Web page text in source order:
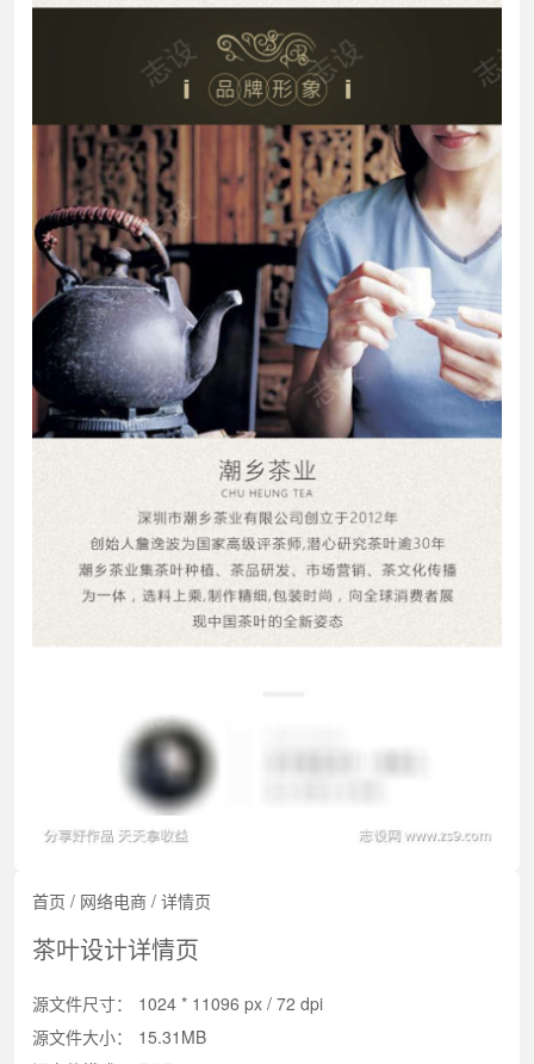
首页 / 网络电商 / 详情页
茶叶设计详情页
源文件尺寸：
1024 * 11096 px / 72 dpi
源文件大小：
15.31MB